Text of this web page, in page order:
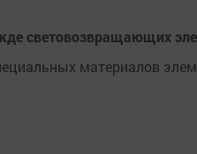
световозвращающих
материалов